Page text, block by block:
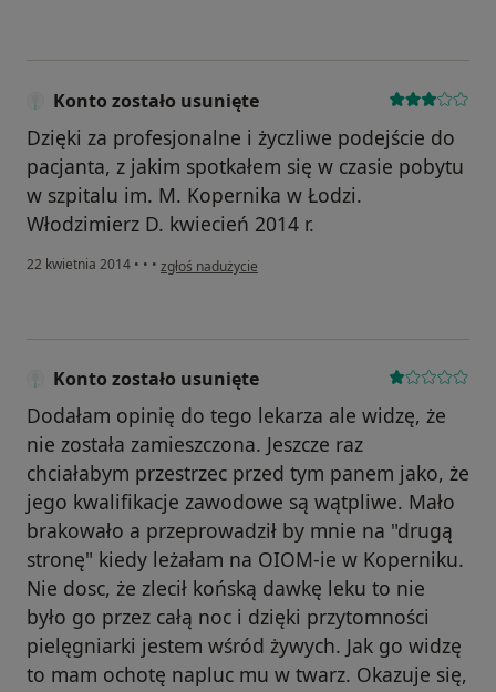
Konto zostało usunięte
Dzięki za profesjonalne i życzliwe podejście do
pacjanta, z jakim spotkałem się w czasie pobytu
w szpitalu im. M. Kopernika w Łodzi.
Włodzimierz D. kwiecień 2014 r.
22 kwietnia 2014 • • • w opinii użytkownika Konto zostało usunięte
zgłoś nadużycie
Konto zostało usunięte
Dodałam opinię do tego lekarza ale widzę, że
nie została zamieszczona. Jeszcze raz
chciałabym przestrzec przed tym panem jako, że
jego kwalifikacje zawodowe są wątpliwe. Mało
brakowało a przeprowadził by mnie na "drugą
stronę" kiedy leżałam na OIOM-ie w Koperniku.
Nie dosc, że zlecił końską dawkę leku to nie
było go przez całą noc i dzięki przytomności
pielęgniarki jestem wśród żywych. Jak go widzę
to mam ochotę napluc mu w twarz. Okazuje się,